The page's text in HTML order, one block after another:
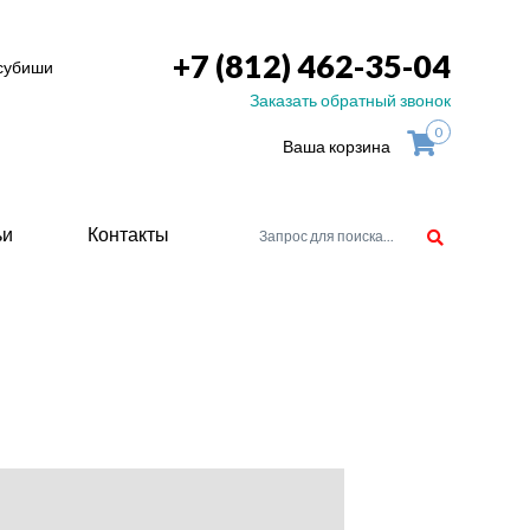
+7 (812) 462-35-04
Заказать обратный звонок
Ваша корзина
0
Контакты